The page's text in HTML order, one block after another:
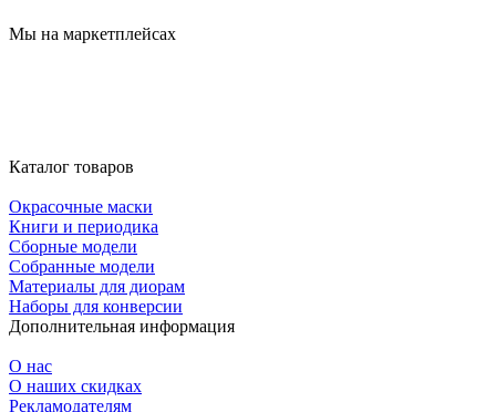
Мы на маркетплейсах
Каталог товаров
Окрасочные маски
Книги и периодика
Сборные модели
Собранные модели
Материалы для диорам
Наборы для конверсии
Дополнительная информация
О нас
О наших скидках
Рекламодателям